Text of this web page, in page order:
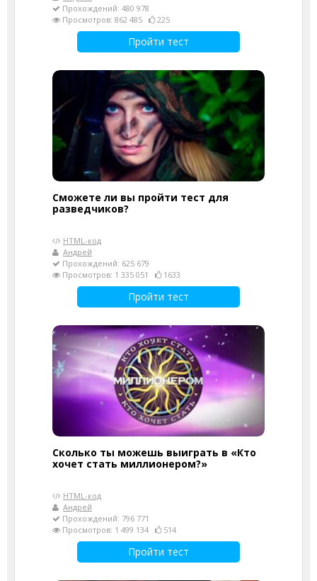
Прохождений: 480 978
Просмотров: 862 485
225
Пройти тест
Сможете ли вы пройти тест для
разведчиков?
HTML-код
Андрей
Прохождений: 625 679
Просмотров: 1 335 051
1633
Пройти тест
Сколько ты можешь выиграть в «Кто
хочет стать миллионером?»
HTML-код
Андрей
Прохождений: 796 771
Просмотров: 1 499 134
514
Пройти тест